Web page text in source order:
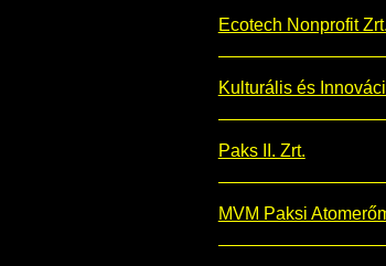
Ecotech Nonprofit Zrt.
Kulturális és
Paks II. Zrt.
MVM Paksi